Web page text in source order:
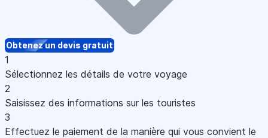
Obtenez un devis gratuit
1
Sélectionnez les détails de votre voyage
2
Saisissez des informations sur les touristes
3
Effectuez le paiement de la manière qui vous convient le